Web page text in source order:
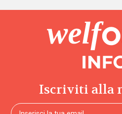
Iscriviti alla